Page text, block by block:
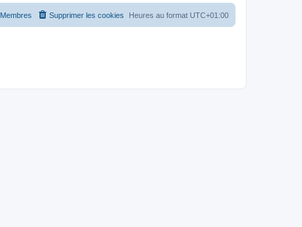
Heures au format UTC+01:00
Supprimer les cookies
Membres